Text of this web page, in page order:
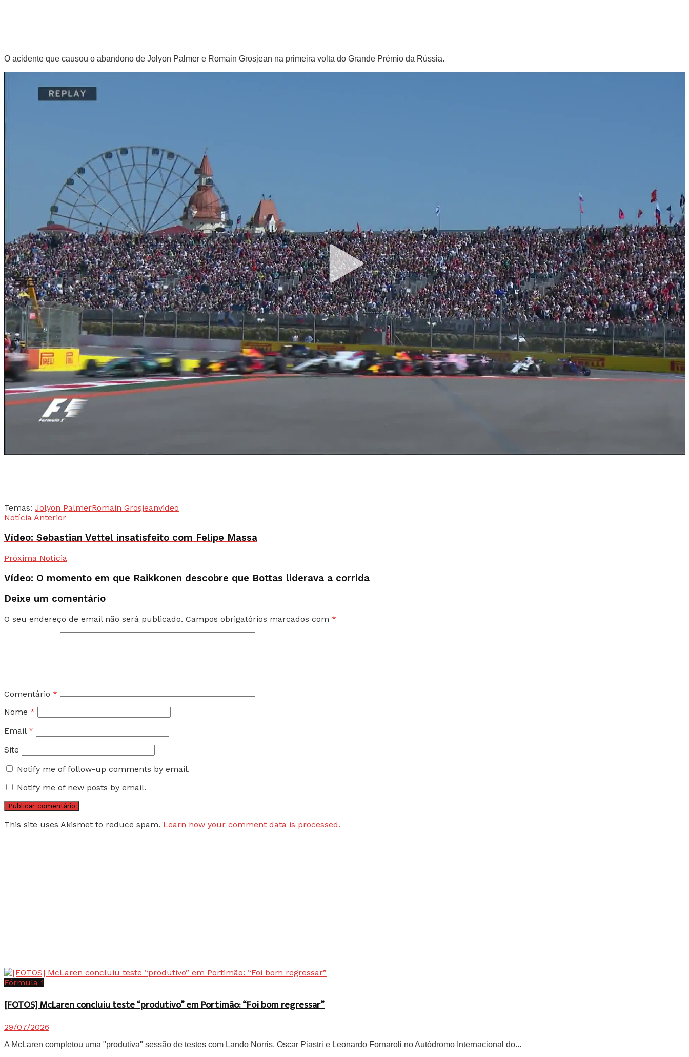
O acidente que causou o abandono de Jolyon Palmer e Romain Grosjean na primeira volta do Grande Prémio da Rússia.
Temas: Jolyon PalmerRomain Grosjeanvideo
Notícia Anterior
Vídeo: Sebastian Vettel insatisfeito com Felipe Massa
Próxima Notícia
Vídeo: O momento em que Raikkonen descobre que Bottas liderava a corrida
Deixe um comentário
O seu endereço de email não será publicado. Campos obrigatórios marcados com *
Comentário *
Nome *
Email *
Site
Notify me of follow-up comments by email.
Notify me of new posts by email.
This site uses Akismet to reduce spam. Learn how your comment data is processed.
Fórmula 1
[FOTOS] McLaren concluiu teste “produtivo” em Portimão: “Foi bom regressar”
29/07/2026
A McLaren completou uma "produtiva" sessão de testes com Lando Norris, Oscar Piastri e Leonardo Fornaroli no Autódromo Internacional do...